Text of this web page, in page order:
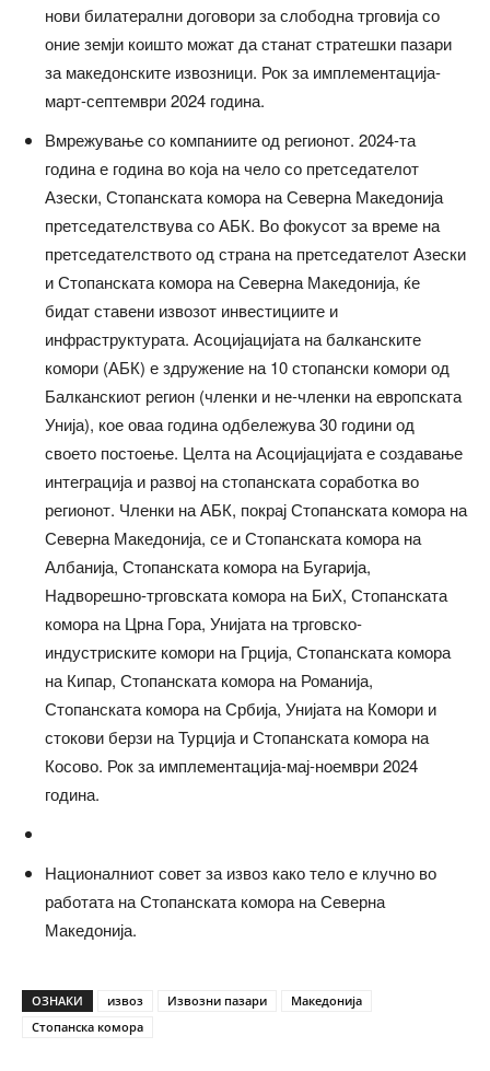
нови билатерални договори за слободна трговија со
оние земји коишто можат да станат стратешки пазари
за македонските извозници. Рок за имплементација-
март-септември 2024 година.
Вмрежување со компаниите од регионот. 2024-та
година е година во која на чело со претседателот
Азески, Стопанската комора на Северна Македонија
претседателствува со АБК. Во фокусот за време на
претседателството од страна на претседателот Азески
и Стопанската комора на Северна Македонија, ќе
бидат ставени извозот инвестициите и
инфраструктурата. Асоцијацијата на балканските
комори (АБК) е здружение на 10 стопански комори од
Балканскиот регион (членки и не-членки на европската
Унија), кое оваа година одбележува 30 години од
своето постоење. Целта на Асоцијацијата е создавање
интеграција и развој на стопанската соработка во
регионот. Членки на АБК, покрај Стопанската комора на
Северна Македонија, се и Стопанската комора на
Албанија, Стопанската комора на Бугарија,
Надворешно-трговската комора на БиХ, Стопанската
комора на Црна Гора, Унијата на трговско-
индустриските комори на Грција, Стопанската комора
на Кипар, Стопанската комора на Романија,
Стопанската комора на Србија, Унијата на Комори и
стокови берзи на Турција и Стопанската комора на
Косово. Рок за имплементација-мај-ноември 2024
година.
Националниот совет за извоз како тело е клучно во
работата на Стопанската комора на Северна
Македонија.
ОЗНАКИ извоз Извозни пазари
Македонија
Стопанска комора